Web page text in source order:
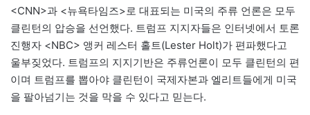
<CNN>과 <뉴욕타임즈>로 대표되는 미국의 주류 언론은 모두
클린턴의 압승을 선언했다. 트럼프 지지자들은 인터넷에서 토론
진행자 <NBC> 앵커 레스터 홀트(Lester Holt)가 편파했다고
울부짖었다. 트럼프의 지지기반은 주류언론이 모두 클린턴의 편
이며 트럼프를 뽑아야 클린턴이 국제자본과 엘리트들에게 미국
을 팔아넘기는 것을 막을 수 있다고 믿는다.